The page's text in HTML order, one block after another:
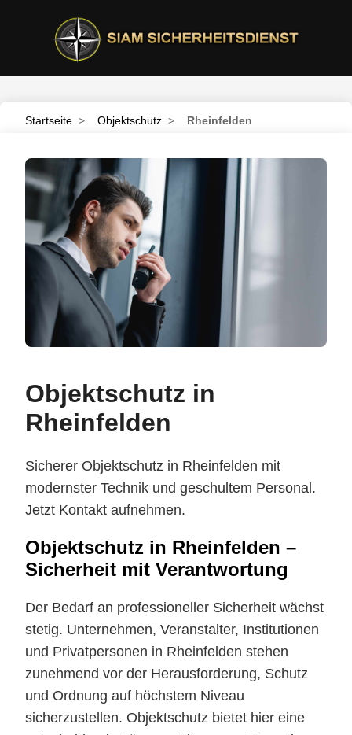
Startseite > Objektschutz > Rheinfelden
Objektschutz in
Rheinfelden
Sicherer Objektschutz in Rheinfelden mit
modernster Technik und geschultem Personal.
Jetzt Kontakt aufnehmen.
Objektschutz in Rheinfelden –
Sicherheit mit Verantwortung
Der Bedarf an professioneller Sicherheit wächst
stetig. Unternehmen, Veranstalter, Institutionen
und Privatpersonen in Rheinfelden stehen
zunehmend vor der Herausforderung, Schutz
und Ordnung auf höchstem Niveau
sicherzustellen. Objektschutz bietet hier eine